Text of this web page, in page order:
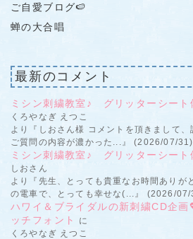
ご自愛ブログ🍉
蝉の大合唱
最新のコメント
ミシン刺繍教室♪ グリッターシー
くろやなぎ えつこ
より『しおさん様 コメントを頂きまして、
ご質問の内容が濃かった...』 (2026/07/31)
ミシン刺繍教室♪ グリッターシー
しおさん
より『先生、とっても貴重なお時間ありが
の電車で、とっても幸せな(...』 (2026/
ハワイ＆ブライダルの新刺繍CD企
ッチフォント
に
くろやなぎ えつこ